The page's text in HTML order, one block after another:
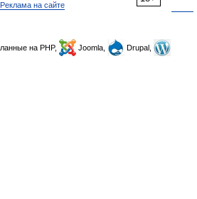
Реклама на сайте
на PHP, Joomla,
Drupal,